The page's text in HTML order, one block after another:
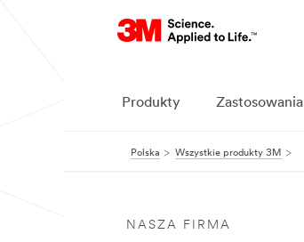
Produkty Zastosowania
Polska Wszystkie produkty 3M
NASZA FIRMA